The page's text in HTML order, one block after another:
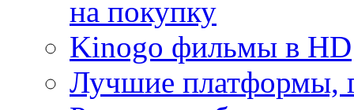
на покупку
Kinogo фильмы в HD
Лучшие платформы,